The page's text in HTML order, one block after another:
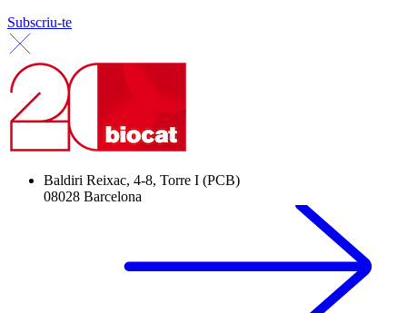
Subscriu-te
Baldiri Reixac, 4-8, Torre I (PCB)
08028 Barcelona